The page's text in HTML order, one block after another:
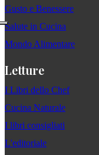
Gusto e Benessere
Salute in Cucina
Mondo Alimentare
Letture
I Libri dello Chef
Cucina Naturale
I libri consigliati
L'editoriale